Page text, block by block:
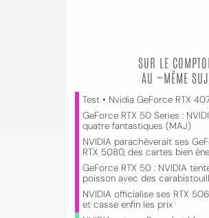
SUR LE
AU ~MÊME
Test • Nvidia GeForce RTX
GeForce RTX 50 Series :
quatre fantastiques (MAJ)
NVIDIA parachèverait ses
RTX 5080, des cartes bien
GeForce RTX 50 : NVIDIA
poisson avec des
NVIDIA officialise ses RTX
et casse enfin les prix